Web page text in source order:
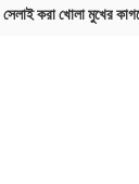
সেলাই করা খোলা মুখের